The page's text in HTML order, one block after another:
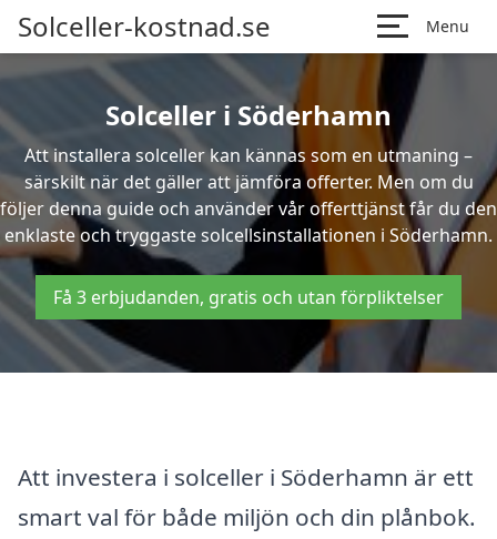
Solceller-kostnad.se Menu
Solceller i Söderhamn
Att installera solceller kan kännas som en utmaning –
särskilt när det gäller att jämföra offerter. Men om du
följer denna guide och använder vår offerttjänst får du den
enklaste och tryggaste solcellsinstallationen i Söderhamn.
Få 3 erbjudanden, gratis och utan förpliktelser
Att investera i solceller i Söderhamn är ett
smart val för både miljön och din plånbok.